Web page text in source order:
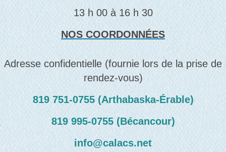
13 h 00 à 16 h 30
NOS COORDONNÉES
Adresse confidentielle (fournie lors de la prise de
rendez-vous)
819 751‑0755 (Arthabaska-Érable)
819 995‑0755 (Bécancour)
info@calacs.net